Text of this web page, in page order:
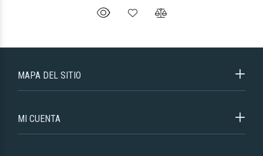
MAPA DEL SITIO
MI CUENTA